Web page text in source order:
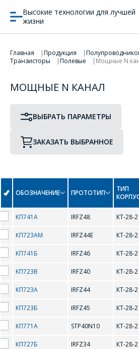
Высокие технологии для лучшей
жизни
Главная Продукция
Транзисторы
Полевые Мощные N
МОЩНЫЕ N КАНАЛ
ВЫБРАТЬ ПАРАМЕТРЫ
B
BUZ90A
IRF510
IRF530 IRF531
IRF532 IRF540
IRF541 IRF542
IRF610 IRF611
ЗАКАЗАТЬ ВЫБРАННОЕ
ПЕРЕЙТИ В КОРЗИНУ
ОБОЗНАЧЕНИЕ ПРОТОТИП
ТИП
КП741А
IRFZ48 КТ-28-2
КП723АМ IRFZ44E КТ-28-2
КП741Б IRFZ46 КТ-28-2
КП723В IRFZ40 КТ-28-2
КП723А IRFZ44 КТ-28-2
КП723Б IRFZ45 КТ-28-2
КП771А STP40N10 КТ-28-2
КП727Б IRFZ34 КТ-28-2